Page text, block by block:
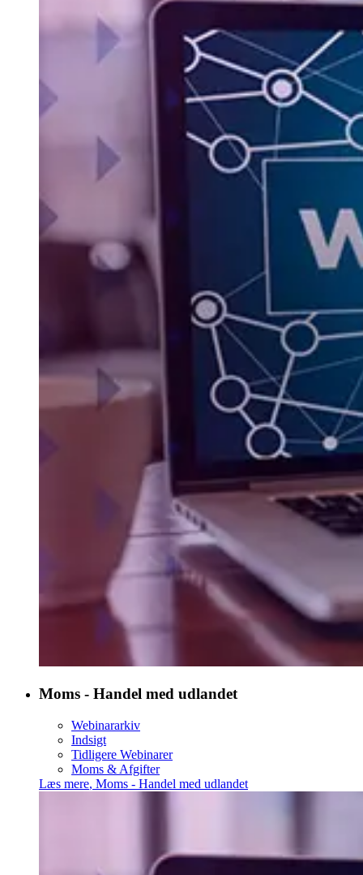
Moms - Handel med udlandet
Webinararkiv
Indsigt
Tidligere Webinarer
Moms & Afgifter
Læs mere, Moms - Handel med udlandet